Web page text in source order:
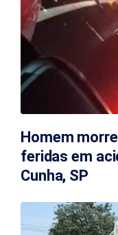
Homem
feridas em
Cunha, SP